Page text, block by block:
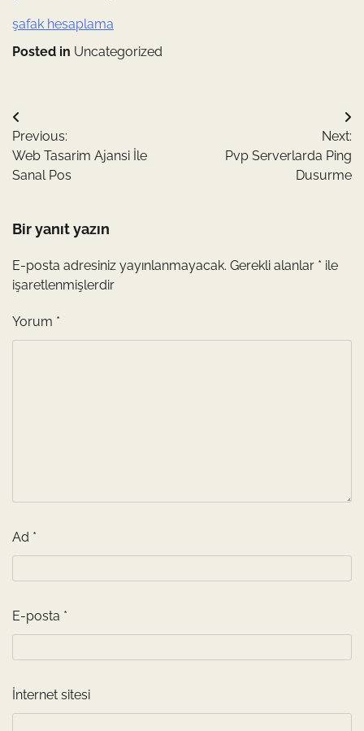
şafak hesaplama
Posted in Uncategorized
Yazı
gezinmesi
Previous:
Web Tasarim Ajansi İle
Sanal Pos
Next:
Pvp Serverlarda Ping
Dusurme
Bir yanıt yazın
E-posta adresiniz yayınlanmayacak. Gerekli alanlar * ile
işaretlenmişlerdir
Yorum *
Ad *
E-posta *
İnternet sitesi